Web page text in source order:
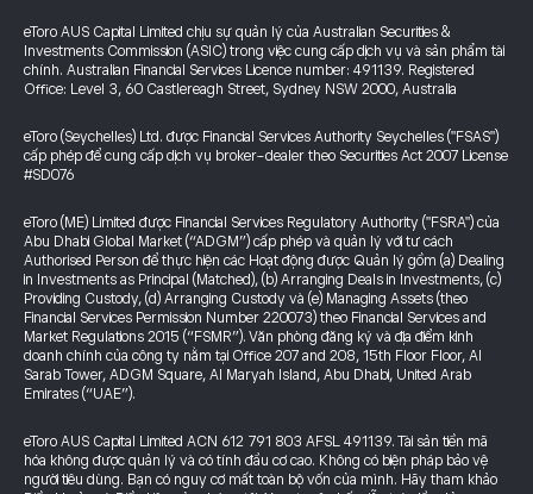
eToro AUS Capital Limited chịu sự quản lý của Australian Securities &
Investments Commission (ASIC) trong việc cung cấp dịch vụ và sản phẩm tài
chính. Australian Financial Services Licence number: 491139. Registered
Office: Level 3, 60 Castlereagh Street, Sydney NSW 2000, Australia
eToro (Seychelles) Ltd. được Financial Services Authority Seychelles ("FSAS")
cấp phép để cung cấp dịch vụ broker-dealer theo Securities Act 2007 License
#SD076
eToro (ME) Limited được Financial Services Regulatory Authority ("FSRA") của
Abu Dhabi Global Market (“ADGM”) cấp phép và quản lý với tư cách
Authorised Person để thực hiện các Hoạt động được Quản lý gồm (a) Dealing
in Investments as Principal (Matched), (b) Arranging Deals in Investments, (c)
Providing Custody, (d) Arranging Custody và (e) Managing Assets (theo
Financial Services Permission Number 220073) theo Financial Services and
Market Regulations 2015 (“FSMR”). Văn phòng đăng ký và địa điểm kinh
doanh chính của công ty nằm tại Office 207 and 208, 15th Floor Floor, Al
Sarab Tower, ADGM Square, Al Maryah Island, Abu Dhabi, United Arab
Emirates (“UAE”).
eToro AUS Capital Limited ACN 612 791 803 AFSL 491139. Tài sản tiền mã
hóa không được quản lý và có tính đầu cơ cao. Không có biện pháp bảo vệ
người tiêu dùng. Bạn có nguy cơ mất toàn bộ vốn của mình. Hãy tham khảo